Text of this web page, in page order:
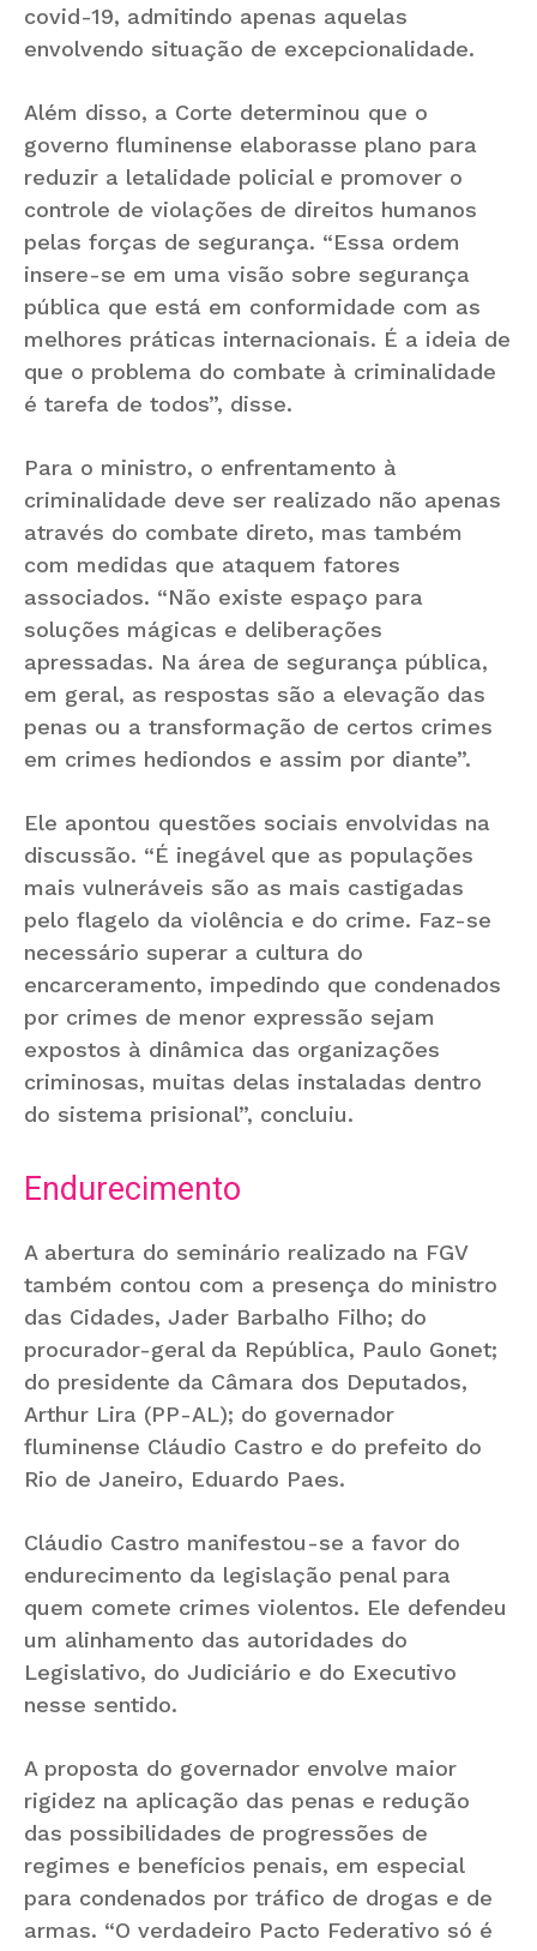
covid-19, admitindo apenas aquelas
envolvendo situação de excepcionalidade.
Além disso, a Corte determinou que o
governo fluminense elaborasse plano para
reduzir a letalidade policial e promover o
controle de violações de direitos humanos
pelas forças de segurança. “Essa ordem
insere-se em uma visão sobre segurança
pública que está em conformidade com as
melhores práticas internacionais. É a ideia de
que o problema do combate à criminalidade
é tarefa de todos”, disse.
Para o ministro, o enfrentamento à
criminalidade deve ser realizado não apenas
através do combate direto, mas também
com medidas que ataquem fatores
associados. “Não existe espaço para
soluções mágicas e deliberações
apressadas. Na área de segurança pública,
em geral, as respostas são a elevação das
penas ou a transformação de certos crimes
em crimes hediondos e assim por diante”.
Ele apontou questões sociais envolvidas na
discussão. “É inegável que as populações
mais vulneráveis são as mais castigadas
pelo flagelo da violência e do crime. Faz-se
necessário superar a cultura do
encarceramento, impedindo que condenados
por crimes de menor expressão sejam
expostos à dinâmica das organizações
criminosas, muitas delas instaladas dentro
do sistema prisional”, concluiu.
Endurecimento
A abertura do seminário realizado na FGV
também contou com a presença do ministro
das Cidades, Jader Barbalho Filho; do
procurador-geral da República, Paulo Gonet;
do presidente da Câmara dos Deputados,
Arthur Lira (PP-AL); do governador
fluminense Cláudio Castro e do prefeito do
Rio de Janeiro, Eduardo Paes.
Cláudio Castro manifestou-se a favor do
endurecimento da legislação penal para
quem comete crimes violentos. Ele defendeu
um alinhamento das autoridades do
Legislativo, do Judiciário e do Executivo
nesse sentido.
A proposta do governador envolve maior
rigidez na aplicação das penas e redução
das possibilidades de progressões de
regimes e benefícios penais, em especial
para condenados por tráfico de drogas e de
armas. “O verdadeiro Pacto Federativo só é